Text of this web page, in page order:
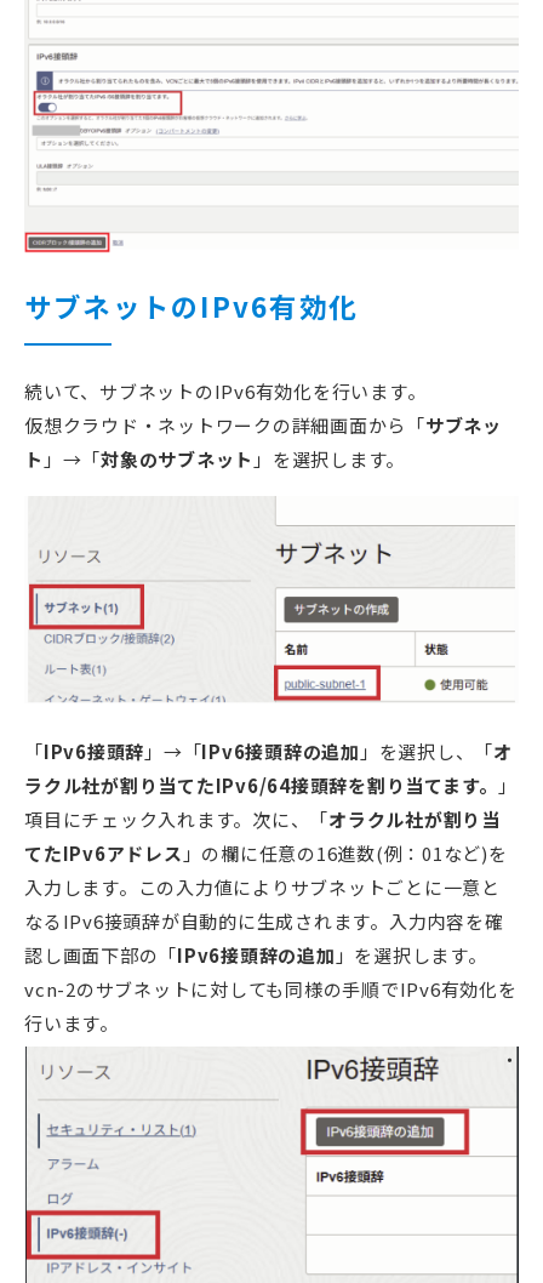
サブネットのIPv6有効化
続いて、サブネットのIPv6有効化を行います。
仮想クラウド・ネットワークの詳細画面から「サブネッ
ト 」→「対象のサブネット 」を選択します。
「IPv6接頭辞 」→「IPv6接頭辞の追加 」を選択し、「オ
ラクル社が割り当てたIPv6/64接頭辞を割り当てます。
」
項目にチェック入れます。次に、「オラクル社が割り当
てたIPv6アドレス 」の欄に任意の16進数(例：01など)を
入力します。この入力値によりサブネットごとに一意と
なるIPv6接頭辞が自動的に生成されます。入力内容を確
認し画面下部の「IPv6接頭辞の追加 」を選択します。
vcn-2のサブネットに対しても同様の手順でIPv6有効化を
行います。